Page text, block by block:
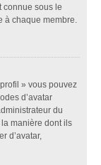
connue sous le
à chaque membre.
» vous pouvez
d’avatar
du
manière dont ils
d’avatar,